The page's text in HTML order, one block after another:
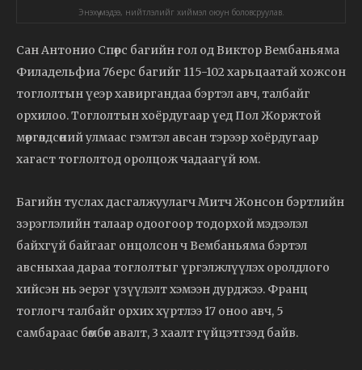
Энэхүү мэдээ, нийтлэлийг хиймэл оюун боловсруулав.
Сан Антонио Спөрс багийн гол од Виктор Вембаньяма
Филадельфиа 76ерс багийг 115-102 харьцаатай хожсон
тоглолтын үеэр хавиргандаа бэртэл авч, талбайг
орхилоо. Тоглолтын хоёрдугаар үед Пол Жоржтой
мөргөлдсөний улмаас гэмтэл авсан тэрээр хоёрдугаар
хагаст тоглолтод оролцож чадаагүй юм.
Багийн туслах дасгалжуулагч Митч Жонсон бэртлийн
зэрэглэлийн талаар одоогоор тодорхой мэдээлэл
байхгүй байгааг онцолсон ч Вембаньяма бэртэл
авсныхаа дараа тоглолтыг үргэлжлүүлэх оролдлого
хийсэн нь эерэг үзүүлэлт хэмээн дурджээ. Франц
тоглогч талбайг орхих хүртлээ 17 оноо авч, 5
самбараас бөмбөг авалт, 3 хаалт гүйцэтгээд байв.